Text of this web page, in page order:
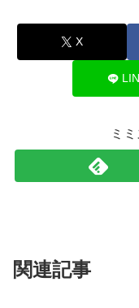
X
ミ
関連記事